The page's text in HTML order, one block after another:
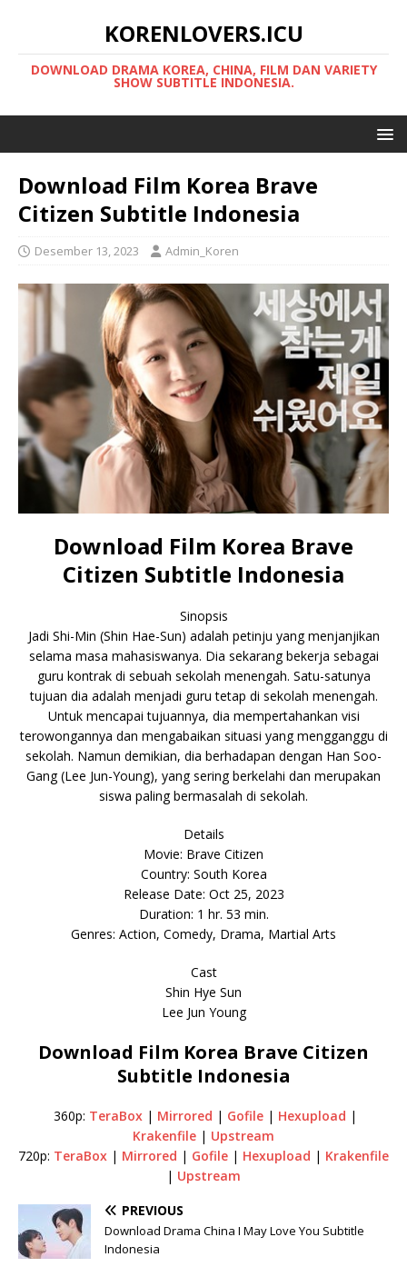
KORENLOVERS.ICU
DOWNLOAD DRAMA KOREA, CHINA, FILM DAN VARIETY
SHOW SUBTITLE INDONESIA.
Download Film Korea Brave
Citizen Subtitle Indonesia
Desember 13, 2023 Admin_Koren
Download Film Korea Brave
Citizen Subtitle Indonesia
Sinopsis
Jadi Shi-Min (Shin Hae-Sun) adalah petinju yang menjanjikan
selama masa mahasiswanya. Dia sekarang bekerja sebagai
guru kontrak di sebuah sekolah menengah. Satu-satunya
tujuan dia adalah menjadi guru tetap di sekolah menengah.
Untuk mencapai tujuannya, dia mempertahankan visi
terowongannya dan mengabaikan situasi yang mengganggu di
sekolah. Namun demikian, dia berhadapan dengan Han Soo-
Gang (Lee Jun-Young), yang sering berkelahi dan merupakan
siswa paling bermasalah di sekolah.
Details
Movie: Brave Citizen
Country: South Korea
Release Date: Oct 25, 2023
Duration: 1 hr. 53 min.
Genres: Action, Comedy, Drama, Martial Arts
Cast
Shin Hye Sun
Lee Jun Young
Download Film Korea Brave Citizen
Subtitle Indonesia
360p: TeraBox | Mirrored | Gofile | Hexupload |
Krakenfile | Upstream
720p: TeraBox | Mirrored | Gofile | Hexupload | Krakenfile
| Upstream
PREVIOUS
Download Drama China I May Love You Subtitle
Indonesia